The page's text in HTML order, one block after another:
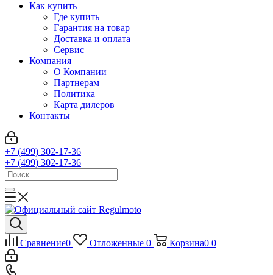
Как купить
Где купить
Гарантия на товар
Доставка и оплата
Сервис
Компания
О Компании
Партнерам
Политика
Карта дилеров
Контакты
+7 (499) 302-17-36
+7 (499) 302-17-36
Сравнение0 Отложенные 0 Корзина0 0